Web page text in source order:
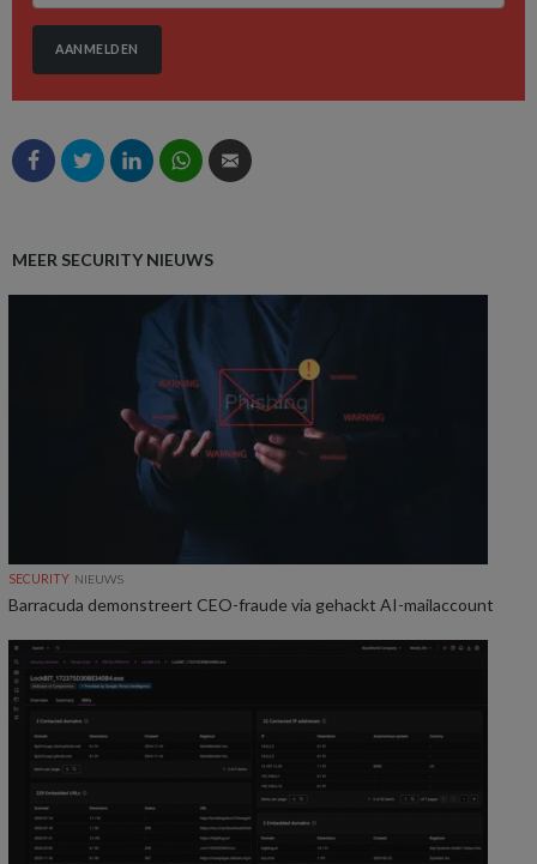
AANMELDEN
MEER SECURITY NIEUWS
SECURITY NIEUWS
Barracuda demonstreert CEO-fraude via gehackt AI-mailaccount